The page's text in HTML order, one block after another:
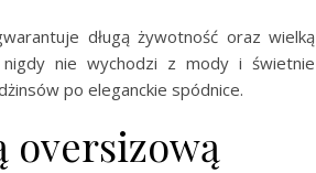
długą żywotność oraz wielką
nie wychodzi z mody i świetnie
po eleganckie spódnice.
oversizową